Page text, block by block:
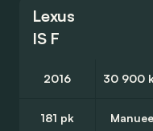
Lexus
IS F
2016 30 900
181 pk